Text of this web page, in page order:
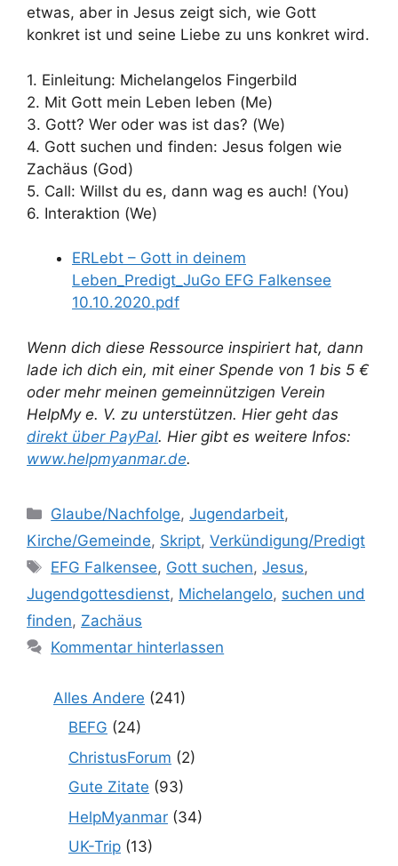
etwas, aber in Jesus zeigt sich, wie Gott
konkret ist und seine Liebe zu uns konkret wird.
1. Einleitung: Michelangelos Fingerbild
2. Mit Gott mein Leben leben (Me)
3. Gott? Wer oder was ist das? (We)
4. Gott suchen und finden: Jesus folgen wie
Zachäus (God)
5. Call: Willst du es, dann wag es auch! (You)
6. Interaktion (We)
ERLebt – Gott in deinem
Leben_Predigt_JuGo EFG Falkensee
10.10.2020.pdf
Wenn dich diese Ressource inspiriert hat, dann
lade ich dich ein, mit einer Spende von 1 bis 5 €
oder mehr meinen gemeinnützigen Verein
HelpMy e. V. zu unterstützen. Hier geht das
direkt über PayPal. Hier gibt es weitere Infos:
www.helpmyanmar.de.
Kategorien
Glaube/Nachfolge,Jugendarbeit,
Kirche/Gemeinde, Skript, Verkündigung/Predigt
Schlagwörter
EFG Falkensee, Gott suchen,Jesus,
Jugendgottesdienst, Michelangelo, suchen und
finden, Zachäus
Kommentar hinterlassen
Alles Andere (241)
BEFG (24)
ChristusForum (2)
Gute Zitate (93)
HelpMyanmar (34)
UK-Trip (13)